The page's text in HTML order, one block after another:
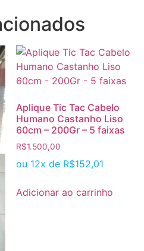
Aplique Tic Tac Cabelo
Humano Castanho Liso
60cm – 200Gr – 5 faixas
R$1.500,00
ou 12x de R$152,01
Adicionar ao carrinho